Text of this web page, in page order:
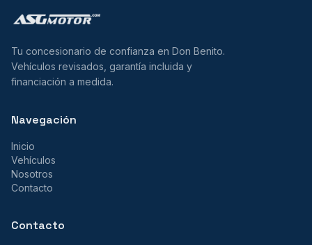
Tu concesionario de confianza en Don Benito.
Vehículos revisados, garantía incluida y
financiación a medida.
Navegación
Inicio
Vehículos
Nosotros
Contacto
Contacto